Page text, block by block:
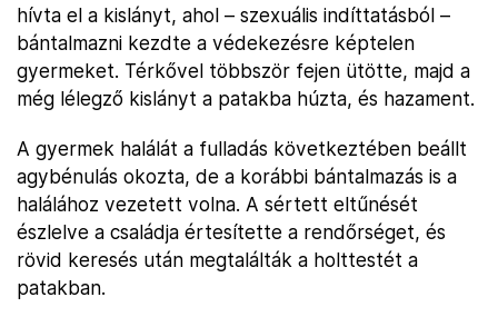
hívta el a kislányt, ahol – szexuális indíttatásból –
bántalmazni kezdte a védekezésre képtelen
gyermeket. Térkővel többször fejen ütötte, majd a
még lélegző kislányt a patakba húzta, és hazament.
A gyermek halálát a fulladás következtében beállt
agybénulás okozta, de a korábbi bántalmazás is a
halálához vezetett volna. A sértett eltűnését
észlelve a családja értesítette a rendőrséget, és
rövid keresés után megtalálták a holttestét a
patakban.